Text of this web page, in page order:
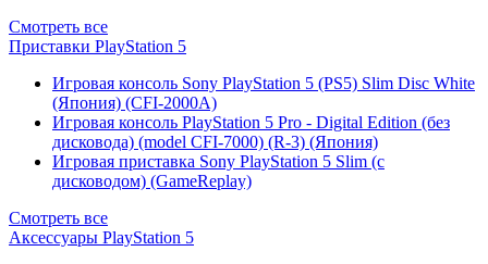
Смотреть все
Приставки PlayStation 5
Игровая консоль Sony PlayStation 5 (PS5) Slim Disc White
(Япония) (CFI-2000A)
Игровая консоль PlayStation 5 Pro - Digital Edition (без
дисковода) (model CFI-7000) (R-3) (Япония)
Игровая приставка Sony PlayStation 5 Slim (с
дисководом) (GameReplay)
Смотреть все
Аксессуары PlayStation 5